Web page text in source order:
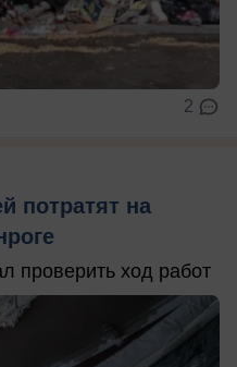
2
потратят на
проверить ход работ